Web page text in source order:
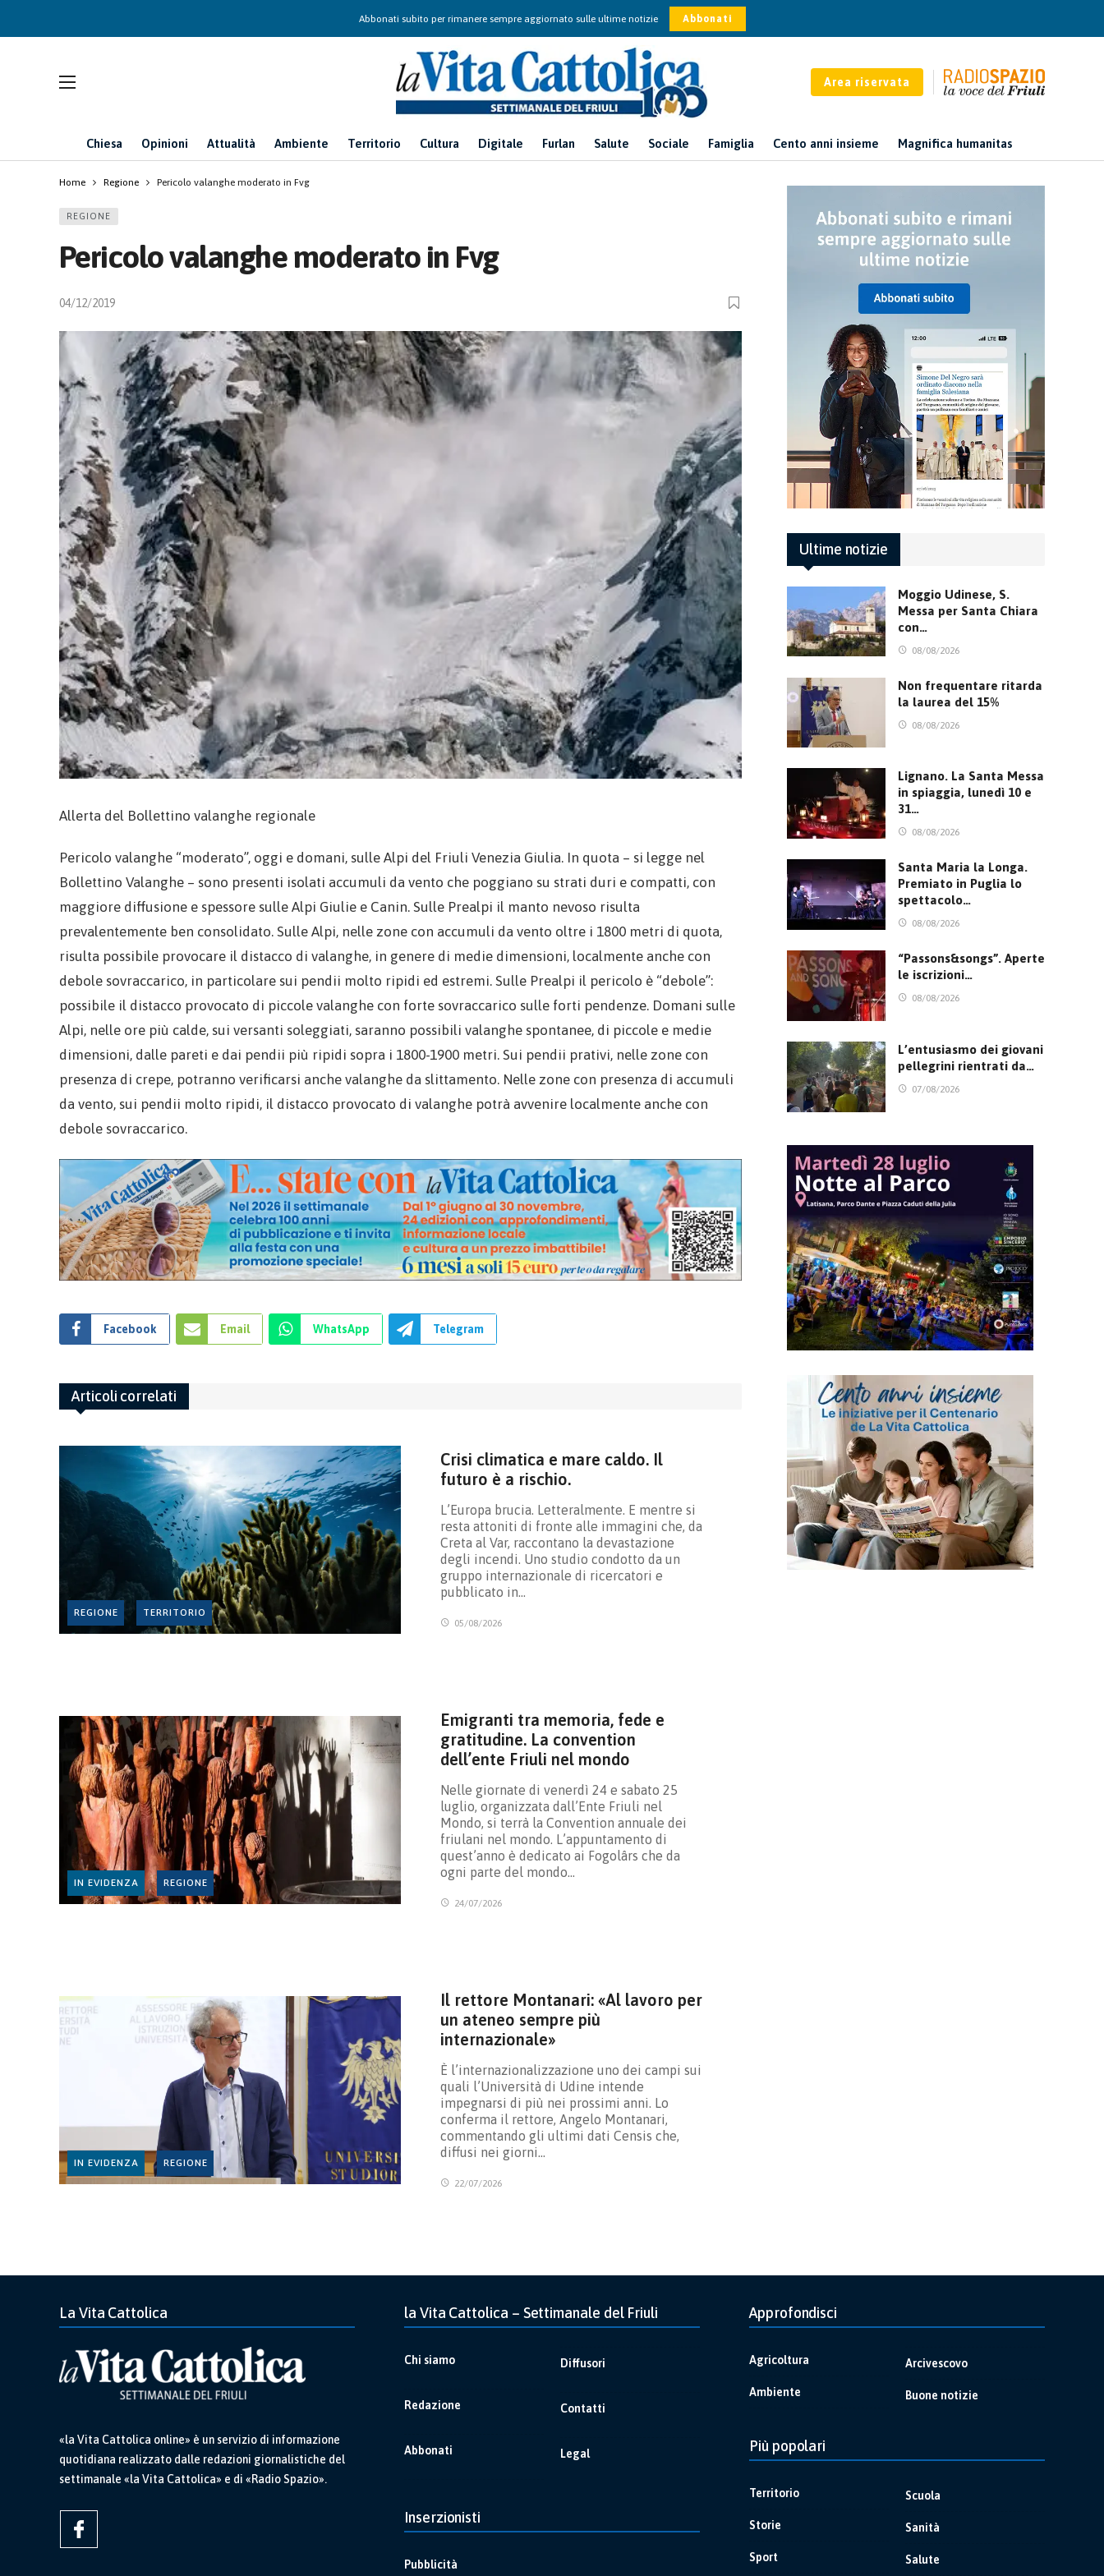
Abbonati subito per rimanere sempre aggiornato sulle ultime notizie Abbonati
Area riservata
Chiesa Opinioni Attualità Ambiente Territorio Cultura Digitale Furlan Salute Sociale Famiglia Cento anni insieme Magnifica humanitas
Home Regione Pericolo valanghe moderato in Fvg
REGIONE
Pericolo valanghe moderato in Fvg
04/12/2019
Allerta del Bollettino valanghe regionale
Pericolo valanghe “moderato”, oggi e domani, sulle Alpi del Friuli Venezia Giulia. In quota – si legge nel
Bollettino Valanghe – sono presenti isolati accumuli da vento che poggiano su strati duri e compatti, con
maggiore diffusione e spessore sulle Alpi Giulie e Canin. Sulle Prealpi il manto nevoso risulta
prevalentemente ben consolidato. Sulle Alpi, nelle zone con accumuli da vento oltre i 1800 metri di quota,
risulta possibile provocare il distacco di valanghe, in genere di medie dimensioni, localmente anche con
debole sovraccarico, in particolare sui pendii molto ripidi ed estremi. Sulle Prealpi il pericolo è “debole”:
possibile il distacco provocato di piccole valanghe con forte sovraccarico sulle forti pendenze. Domani sulle
Alpi, nelle ore più calde, sui versanti soleggiati, saranno possibili valanghe spontanee, di piccole e medie
dimensioni, dalle pareti e dai pendii più ripidi sopra i 1800-1900 metri. Sui pendii prativi, nelle zone con
presenza di crepe, potranno verificarsi anche valanghe da slittamento. Nelle zone con presenza di accumuli
da vento, sui pendii molto ripidi, il distacco provocato di valanghe potrà avvenire localmente anche con
debole sovraccarico.
Facebook Email WhatsApp Telegram
Articoli correlati
REGIONE TERRITORIO
Crisi climatica e mare caldo. Il
futuro è a rischio.
L’Europa brucia. Letteralmente. E mentre si
resta attoniti di fronte alle immagini che, da
Creta al Var, raccontano la devastazione
degli incendi. Uno studio condotto da un
gruppo internazionale di ricercatori e
pubblicato in…
05/08/2026
IN EVIDENZA REGIONE
Emigranti tra memoria, fede e
gratitudine. La convention
dell’ente Friuli nel mondo
Nelle giornate di venerdì 24 e sabato 25
luglio, organizzata dall’Ente Friuli nel
Mondo, si terrà la Convention annuale dei
friulani nel mondo. L’appuntamento di
quest’anno è dedicato ai Fogolârs che da
ogni parte del mondo…
24/07/2026
IN EVIDENZA REGIONE
Il rettore Montanari: «Al lavoro per
un ateneo sempre più
internazionale»
È l’internazionalizzazione uno dei campi sui
quali l’Università di Udine intende
impegnarsi di più nei prossimi anni. Lo
conferma il rettore, Angelo Montanari,
commentando gli ultimi dati Censis che,
diffusi nei giorni…
22/07/2026
Ultime notizie
Moggio Udinese, S.
Messa per Santa Chiara
con…
08/08/2026
Non frequentare ritarda
la laurea del 15%
08/08/2026
Lignano. La Santa Messa
in spiaggia, lunedì 10 e
31…
08/08/2026
Santa Maria la Longa.
Premiato in Puglia lo
spettacolo…
08/08/2026
“Passons&songs”. Aperte
le iscrizioni…
08/08/2026
L’entusiasmo dei giovani
pellegrini rientrati da…
07/08/2026
La Vita Cattolica
«la Vita Cattolica online» è un servizio di informazione
quotidiana realizzato dalle redazioni giornalistiche del
settimanale «la Vita Cattolica» e di «Radio Spazio».
la Vita Cattolica – Settimanale del Friuli
Chi siamo
Redazione
Abbonati
Diffusori
Contatti
Legal
Inserzionisti
Pubblicità
Approfondisci
Agricoltura
Ambiente
Arcivescovo
Buone notizie
Più popolari
Territorio
Storie
Sport
Scuola
Sanità
Salute